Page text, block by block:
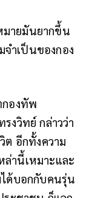
มายมันยากขึ้น
จำเป็นของกอง
กองทัพ
งวิทย์ กล่าวว่า
ต อีกทั้งความ
ล่านี้เหมาะและ
ได้บอกกับคนรุ่น